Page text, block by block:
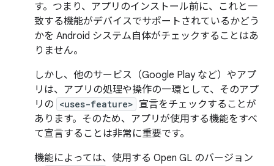
す。つまり、アプリのインストール前に、これと一
致する機能がデバイスでサポートされているかどう
かを Android システム自体がチェックすることはあ
りません。
しかし、他のサービス（Google Play など）やアプ
リは、アプリの処理や操作の一環として、そのアプ
リの <uses-feature> 宣言をチェックすることが
あります。そのため、アプリが使用する機能をすべ
て宣言することは非常に重要です。
機能によっては、使用する Open GL のバージョン